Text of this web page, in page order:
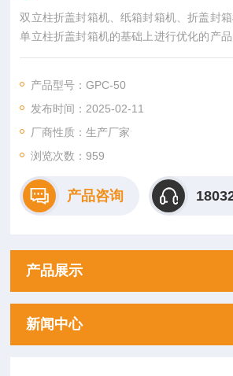
双立柱折盖封箱机、纸箱封箱机、折盖封
单立柱折盖封箱机的基础上进行优化的产品
机器的牢固性、稳定性，配有独立电箱控
封箱机广泛应用于食品、医药、饮料、烟
缆、电子等行业。
产品型号：GPC-50
发布时间：2025-02-11
厂商性质：生产厂家
浏览次数：959
产品咨询
产品展示
新闻中心